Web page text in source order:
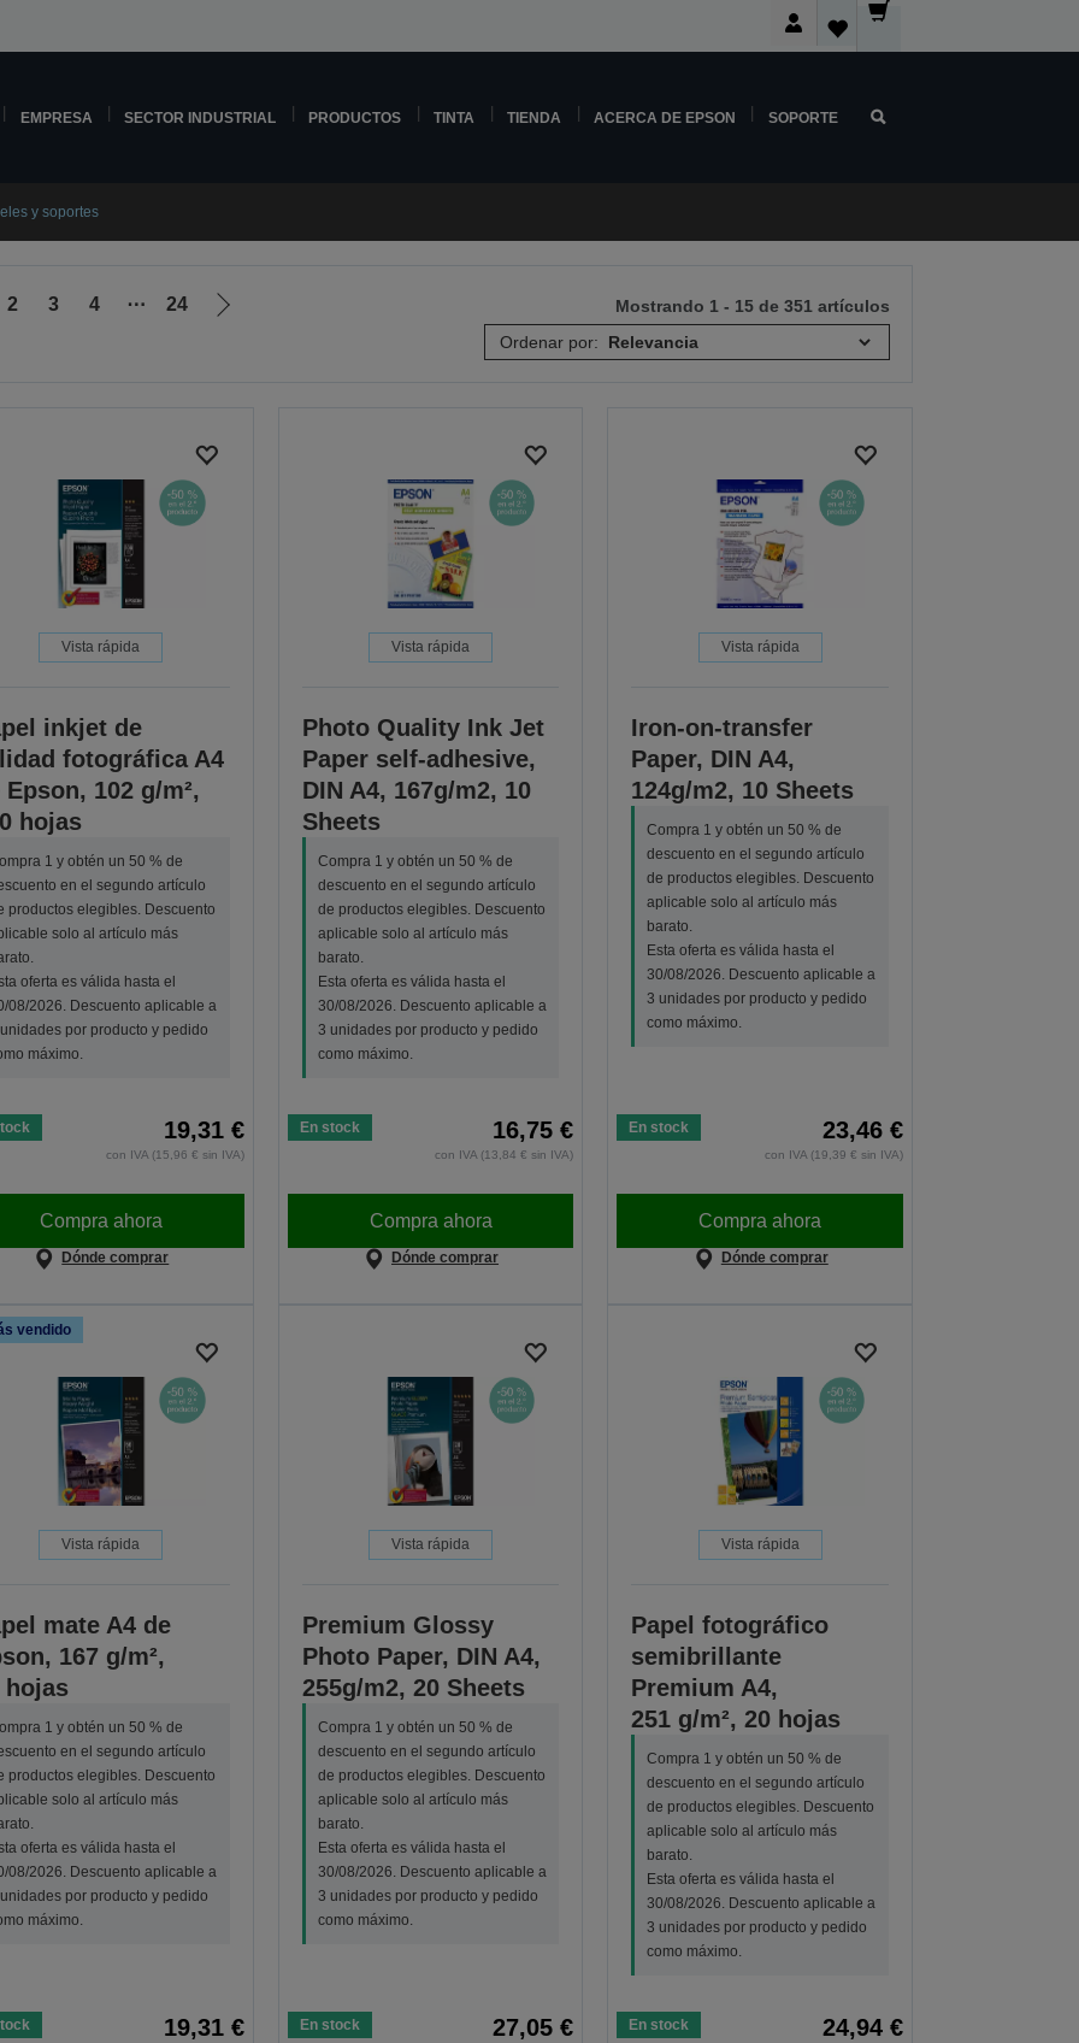
EMPRESA SECTOR INDUSTRIAL PRODUCTOS TINTA TIENDA ACERCA DE EPSON SOPORTE
y soportes
2 3 4 ⋯ 24
Ir
Mostrando 1 - 15 de 351 artículos
Ordenar por:
Vista rápida
inkjet de
fotográfica A4
Epson, 102 g/m²,
hojas
1 y obtén un 50 % de
en el segundo artículo
productos elegibles. Descuento
solo al artículo más
oferta es válida hasta el
08/2026. Descuento aplicable a
por producto y pedido
máximo.
19,31 €
con IVA (15,96 € sin IVA)
Compra ahora
Dónde comprar
Vista rápida
Photo Quality Ink Jet
Paper self-adhesive,
DIN A4, 167g/m2, 10
Sheets
Compra 1 y obtén un 50 % de
descuento en el segundo artículo
de productos elegibles. Descuento
aplicable solo al artículo más
barato.
Esta oferta es válida hasta el
30/08/2026. Descuento aplicable a
3 unidades por producto y pedido
como máximo.
En stock 16,75 €
con IVA (13,84 € sin IVA)
Compra ahora
Dónde comprar
Vista rápida
Iron-on-transfer
Paper, DIN A4,
124g/m2, 10 Sheets
Compra 1 y obtén un 50 % de
descuento en el segundo artículo
de productos elegibles. Descuento
aplicable solo al artículo más
barato.
Esta oferta es válida hasta el
30/08/2026. Descuento aplicable a
3 unidades por producto y pedido
como máximo.
En stock 23,46 €
con IVA (19,39 € sin IVA)
Compra ahora
Dónde comprar
vendido
Vista rápida
mate A4 de
167 g/m²,
hojas
1 y obtén un 50 % de
en el segundo artículo
productos elegibles. Descuento
solo al artículo más
oferta es válida hasta el
08/2026. Descuento aplicable a
por producto y pedido
máximo.
19,31 €
Vista rápida
Premium Glossy
Photo Paper, DIN A4,
255g/m2, 20 Sheets
Compra 1 y obtén un 50 % de
descuento en el segundo artículo
de productos elegibles. Descuento
aplicable solo al artículo más
barato.
Esta oferta es válida hasta el
30/08/2026. Descuento aplicable a
3 unidades por producto y pedido
como máximo.
En stock 27,05 €
Vista rápida
Papel fotográfico
semibrillante
Premium A4,
251 g/m², 20 hojas
Compra 1 y obtén un 50 % de
descuento en el segundo artículo
de productos elegibles. Descuento
aplicable solo al artículo más
barato.
Esta oferta es válida hasta el
30/08/2026. Descuento aplicable a
3 unidades por producto y pedido
como máximo.
En stock 24,94 €